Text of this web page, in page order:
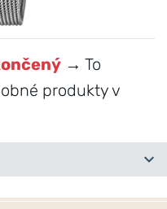
→ To
produkty v